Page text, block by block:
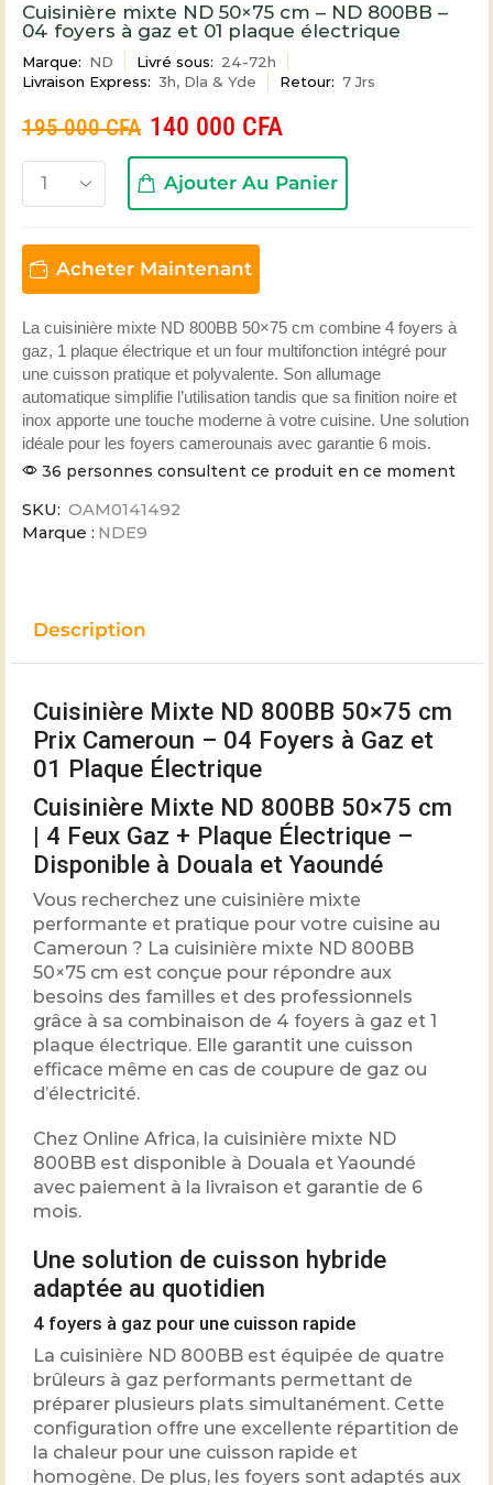
Cuisinière mixte ND 50×75 cm – ND 800BB –
04 foyers à gaz et 01 plaque électrique
Marque: ND Livré sous: 24-72h
Livraison Express: 3h, Dla & Yde Retour: 7 Jrs
195 000CFA 140 000 CFA
Ajouter Au Panier
Acheter Maintenant
La cuisinière mixte ND 800BB 50×75 cm combine 4 foyers à
gaz, 1 plaque électrique et un four multifonction intégré pour
une cuisson pratique et polyvalente. Son allumage
automatique simplifie l’utilisation tandis que sa finition noire et
inox apporte une touche moderne à votre cuisine. Une solution
idéale pour les foyers camerounais avec garantie 6 mois.
36 personnes consultent ce produit en ce moment
SKU: OAM0141492
Marque : NDE9
Description
Cuisinière Mixte ND 800BB 50×75 cm
Prix Cameroun – 04 Foyers à Gaz et
01 Plaque Électrique
Cuisinière Mixte ND 800BB 50×75 cm
| 4 Feux Gaz + Plaque Électrique –
Disponible à Douala et Yaoundé
Vous recherchez une cuisinière mixte
performante et pratique pour votre cuisine au
Cameroun ? La cuisinière mixte ND 800BB
50×75 cm est conçue pour répondre aux
besoins des familles et des professionnels
grâce à sa combinaison de 4 foyers à gaz et 1
plaque électrique. Elle garantit une cuisson
efficace même en cas de coupure de gaz ou
d’électricité.
Chez Online Africa, la cuisinière mixte ND
800BB est disponible à Douala et Yaoundé
avec paiement à la livraison et garantie de 6
mois.
Une solution de cuisson hybride
adaptée au quotidien
4 foyers à gaz pour une cuisson rapide
La cuisinière ND 800BB est équipée de quatre
brûleurs à gaz performants permettant de
préparer plusieurs plats simultanément. Cette
configuration offre une excellente répartition de
la chaleur pour une cuisson rapide et
homogène. De plus, les foyers sont adaptés aux